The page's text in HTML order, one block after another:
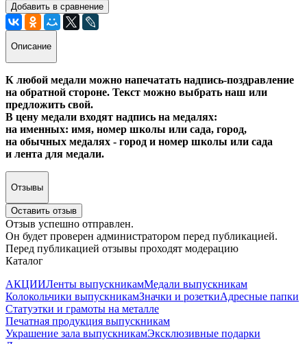
Добавить в сравнение
Описание
К любой медали можно напечатать надпись-поздравление
на обратной стороне. Текст можно выбрать наш или
предложить свой.
В цену медали входят надпись на медалях:
на именных: имя, номер школы или сада, город,
на обычных медалях - город и номер школы или сада
и лента для медали.
Отзывы
Оставить отзыв
Отзыв успешно отправлен.
Он будет проверен администратором перед публикацией.
Перед публикацией отзывы проходят модерацию
Каталог
АКЦИИЛенты выпускникамМедали выпускникам
Колокольчики выпускникамЗначки и розеткиАдресные папки
Статуэтки и грамоты на металле
Печатная продукция выпускникам
Украшение зала выпускникамЭксклюзивные подарки